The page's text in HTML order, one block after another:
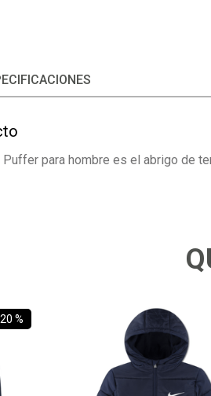
para hombre es el abrigo de
20 %